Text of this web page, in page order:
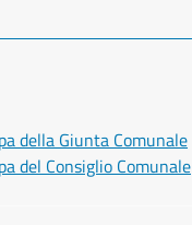
della Giunta Comunale
del Consiglio Comunale